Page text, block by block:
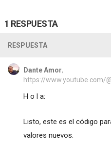
1 RESPUESTA
RESPUESTA
Dante Amor,
https://www.youtube.com/
H o l a:
Listo, este es el código
valores nuevos.